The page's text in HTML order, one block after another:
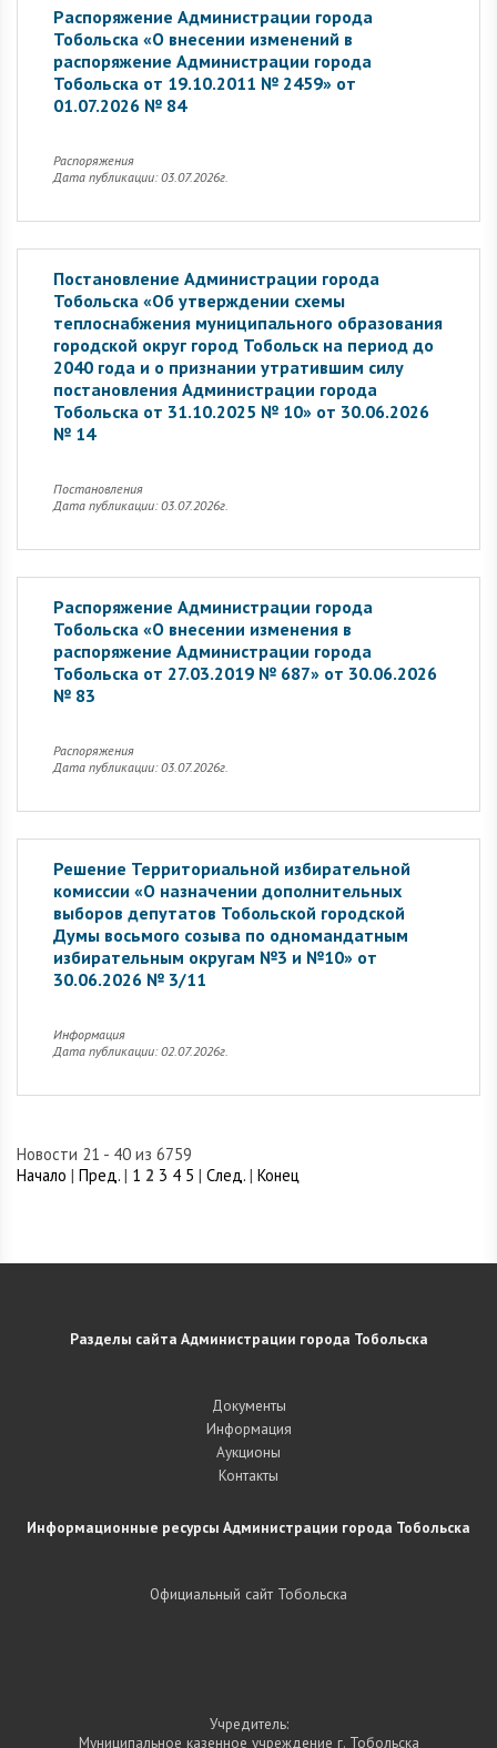
Распоряжение Администрации города
Тобольска «О внесении изменений в
распоряжение Администрации города
Тобольска от 19.10.2011 № 2459» от
01.07.2026 № 84
Распоряжения
Дата публикации: 03.07.2026г.
Постановление Администрации города
Тобольска «Об утверждении схемы
теплоснабжения муниципального образования
городской округ город Тобольск на период до
2040 года и о признании утратившим силу
постановления Администрации города
Тобольска от 31.10.2025 № 10» от 30.06.2026
№ 14
Постановления
Дата публикации: 03.07.2026г.
Распоряжение Администрации города
Тобольска «О внесении изменения в
распоряжение Администрации города
Тобольска от 27.03.2019 № 687» от 30.06.2026
№ 83
Распоряжения
Дата публикации: 03.07.2026г.
Решение Территориальной избирательной
комиссии «О назначении дополнительных
выборов депутатов Тобольской городской
Думы восьмого созыва по одномандатным
избирательным округам №3 и №10» от
30.06.2026 № 3/11
Информация
Дата публикации: 02.07.2026г.
Новости 21 - 40 из 6759
Начало | Пред. | 1 2 3 4 5 | След. | Конец
Разделы сайта Администрации города Тобольска
Документы
Информация
Аукционы
Контакты
Информационные ресурсы Администрации города Тобольска
Официальный сайт Тобольска
Учредитель:
Муниципальное казенное учреждение г. Тобольска